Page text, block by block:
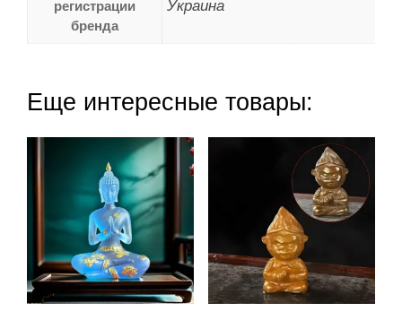
регистрации
бренда
Украина
Еще интересные товары: